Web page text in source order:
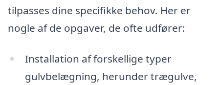
tilpasses dine specifikke behov. Her er
nogle af de opgaver, de ofte udfører:
Installation af forskellige typer
gulvbelægning, herunder trægulve,